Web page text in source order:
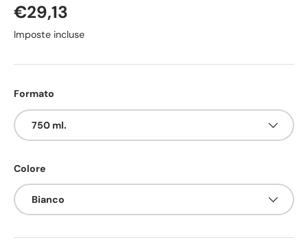
€29,13
Imposte incluse
Formato
750 ml.
Colore
Bianco